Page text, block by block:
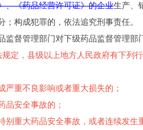
、《药品经营许可证》的企业生产、
构成犯罪的，依法追究刑事责任。
监督管理部门对下级药品监督管理
规定，县级以上地方人民政府有下列
严重不良影响或者重大损失的；
品安全事故的；
别重大药品安全事故，或者连续发生